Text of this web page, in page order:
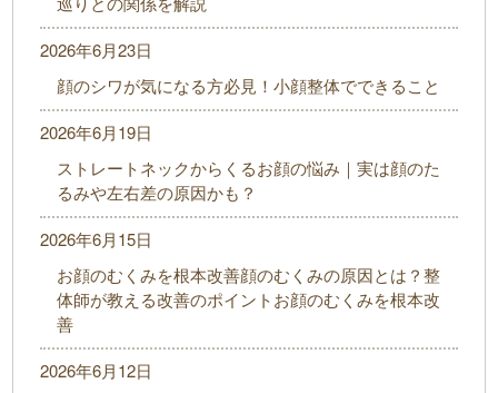
顔のシワが気になる方必見！小顔整体でできること
2026年6月23日
ストレートネックからくるお顔の悩み｜実は顔のた
るみや左右差の原因かも？
2026年6月19日
お顔のむくみを根本改善顔のむくみの原因とは？整
体師が教える改善のポイントお顔のむくみを根本改
善
2026年6月15日
2026年6月12日